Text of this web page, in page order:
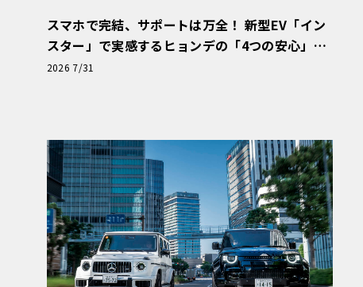
スマホで完結、サポートは万全！ 新型EV「イン
スター」で実感するヒョンデの「4つの安心」
【第1回・ヒョンデ6つの疑問：Why? Hyunda
2026 7/31